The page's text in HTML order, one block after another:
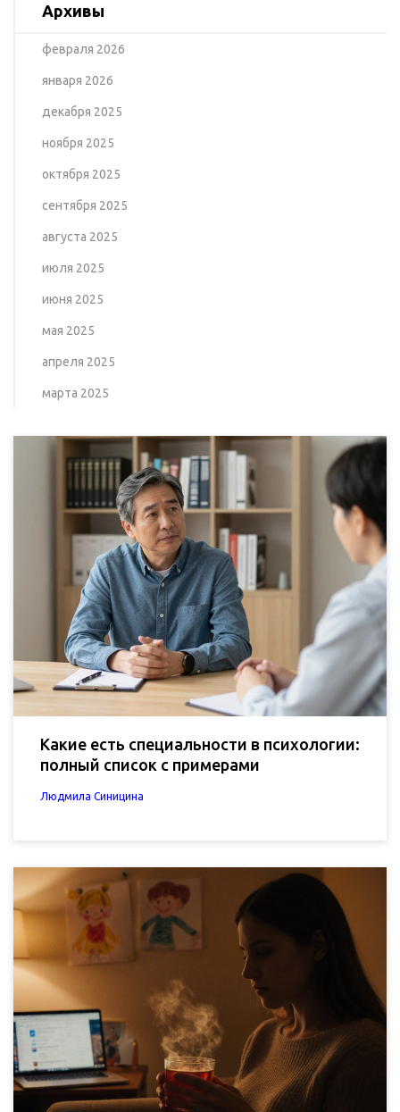
Архивы
февраля 2026
января 2026
декабря 2025
ноября 2025
октября 2025
сентября 2025
августа 2025
июля 2025
июня 2025
мая 2025
апреля 2025
марта 2025
Какие есть специальности в психологии:
полный список с примерами
Людмила Синицина